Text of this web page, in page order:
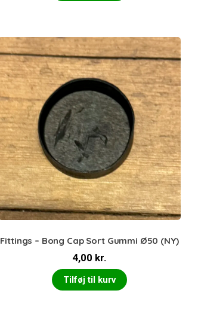
Fittings – Bong Cap Sort Gummi Ø50 (NY)
4,00 kr.
Tilføj til kurv